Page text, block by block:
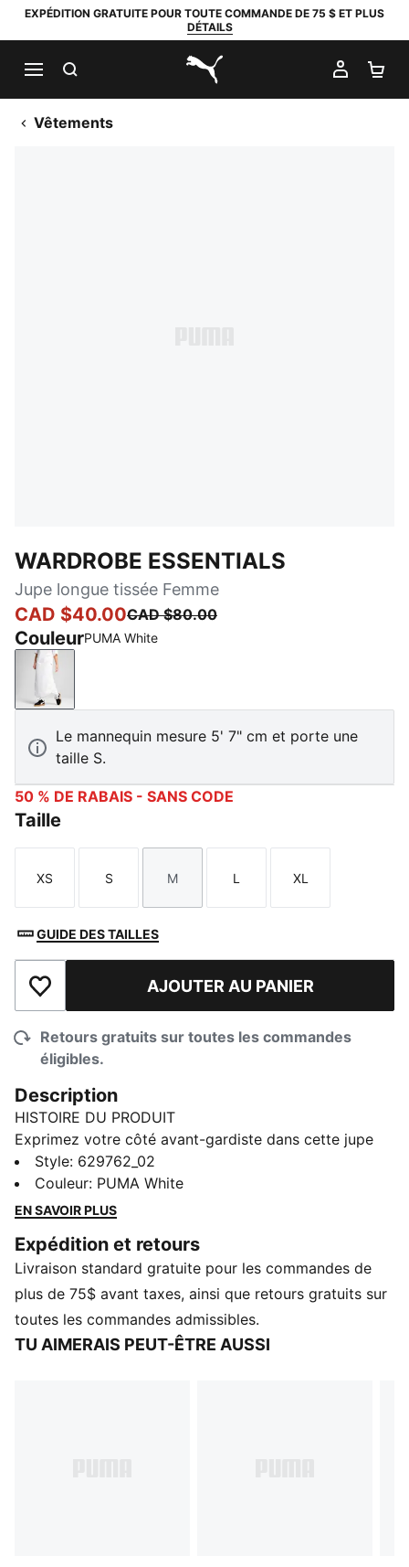
EXPÉDITION GRATUITE POUR TOUTE COMMANDE DE 75 $ ET PLUS
DÉTAILS
PUMA.com
MON
Vêtements
WARDROBE ESSENTIALS
Jupe longue tissée Femme
CAD $40.00CAD $80.00
CouleurPUMA White
PUMA White
Le mannequin mesure 5' 7" cm et porte une
taille S.
50 % DE RABAIS - SANS CODE
Taille
Taille
XS
Taille
S
Taille
M
Taille
L
Taille
XL
GUIDE DES TAILLES
Ajouter à la liste de souhaits
AJOUTER AU PANIER
Retours gratuits sur toutes les commandes
éligibles.
Description
HISTOIRE DU PRODUIT
Exprimez votre côté avant-gardiste dans cette jupe
longue tissée. Dotée d’un logo brodé, d’une ceinture
élastique et de cordons élastiques ajustables, c’est la
pièce qu’il vous faut pour sortir du lot. Dites oui à la
CARACTÉRISTIQUES ET AVANTAGES
Contenu recyclé : fabriqué à partir de matériaux 100 %
recyclés, à l’exclusion des finitions
DÉTAILS
Coupe décontractée
Style: 629762_02
Couleur: PUMA White
EN SAVOIR PLUS
Expédition et retours
Livraison standard gratuite pour les commandes de
plus de 75$ avant taxes, ainsi que retours gratuits sur
toutes les commandes admissibles.
TU AIMERAIS PEUT-ÊTRE AUSSI